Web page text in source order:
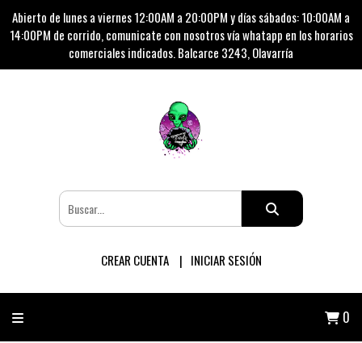
Abierto de lunes a viernes 12:00AM a 20:00PM y días sábados: 10:00AM a
14:00PM de corrido, comunicate con nosotros vía whatapp en los horarios
comerciales indicados. Balcarce 3243, Olavarría
CREAR CUENTA INICIAR SESIÓN
0